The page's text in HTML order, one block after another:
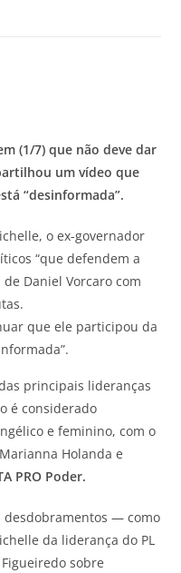
(1/7) que não deve dar
um vídeo que
“desinformada”.
o ex-governador
“que defendem a
Daniel Vorcaro com
que ele participou da
principais lideranças
é considerado
e feminino, com o
Holanda e
PRO Poder.
desdobramentos — como
da liderança do PL
sobre